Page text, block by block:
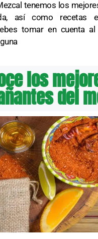
tenemos los
así como recetas
tomar en cuenta
los
del